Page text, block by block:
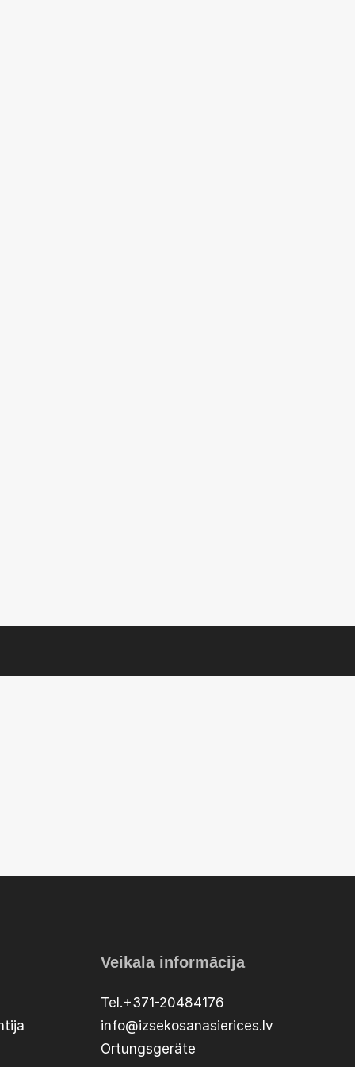
Veikala informācija
Tel.+371-20484176
info@izsekosanasierices.lv
Ortungsgeräte